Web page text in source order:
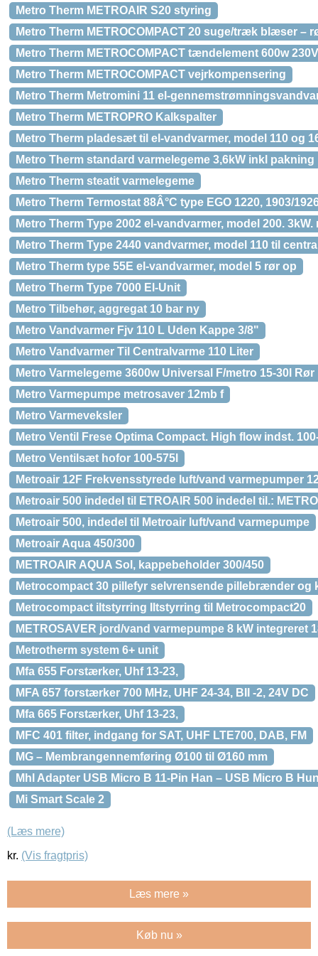
Metro Therm METROAIR S20 styring
Metro Therm METROCOMPACT 20 suge/træk blæser –
Metro Therm METROCOMPACT tændelement 600w
Metro Therm METROCOMPACT vejrkompensering
Metro Therm Metromini 11 el-
Metro Therm METROPRO Kalkspalter
Metro Therm pladesæt til el-vandvarmer, model 110 og
Metro Therm standard varmelegeme 3,6kW inkl pakning
Metro Therm steatit varmelegeme
Metro Therm Termostat 88Â°C type EGO 1220, 1903/
Metro Therm Type 2002 el-vandvarmer, model 200. 3kW.
Metro Therm Type 2440 vandvarmer, model 110 til
Metro Therm type 55E el-vandvarmer, model 5 rør op
Metro Therm Type 7000 El-Unit
Metro Tilbehør, aggregat 10 bar ny
Metro Vandvarmer Fjv 110 L Uden Kappe 3/8"
Metro Vandvarmer Til Centralvarme 110 Liter
Metro Varmelegeme 3600w Universal F/metro 15-30l Rør
Metro Varmepumpe metrosaver 12mb f
Metro Varmeveksler
Metro Ventil Frese Optima Compact. High flow indst.
Metro Ventilsæt hofor 100-575l
Metroair 12F Frekvensstyrede luft/vand varmepumper
Metroair 500 indedel til ETROAIR 500 indedel til.:
Metroair 500, indedel til Metroair luft/vand varmepumpe
Metroair Aqua 450/300
METROAIR AQUA Sol, kappebeholder 300/450
Metrocompact 30 pillefyr selvrensende pillebrænder og
Metrocompact iltstyrring Iltstyrring til Metrocompact20
METROSAVER jord/vand varmepumpe 8 kW integreret
Metrotherm system 6+ unit
Mfa 655 Forstærker, Uhf 13-23,
MFA 657 forstærker 700 MHz, UHF 24-34, BII -2, 24V DC
Mfa 665 Forstærker, Uhf 13-23,
MFC 401 filter, indgang for SAT, UHF LTE700, DAB, FM
MG – Membrangennemføring Ø100 til Ø160 mm
Mhl Adapter USB Micro B 11-Pin Han – USB Micro B
Mi Smart Scale 2
(Læs mere)
kr. (Vis fragtpris)
Læs mere »
Køb nu »